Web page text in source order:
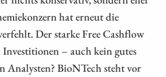
hat erneut die
Der starke Free Cashflow
– auch kein gutes
Analysten? BioNTech steht vor